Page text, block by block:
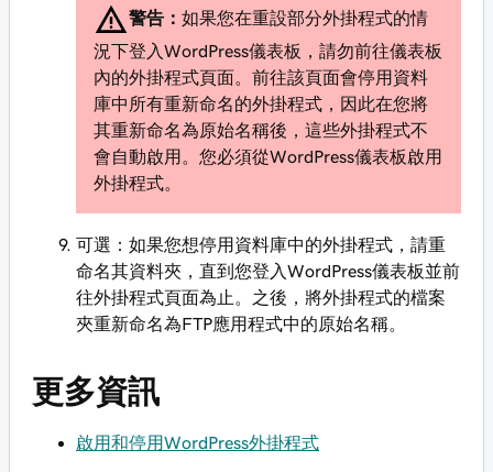
警告： 如果您在重設部分外掛程式的情
況下登入WordPress儀表板，請勿前往儀表板
內的外掛程式頁面。前往該頁面會停用資料
庫中所有重新命名的外掛程式，因此在您將
其重新命名為原始名稱後，這些外掛程式不
會自動啟用。您必須從WordPress儀表板啟用
外掛程式。
可選：如果您想停用資料庫中的外掛程式，請重
命名其資料夾，直到您登入WordPress儀表板並前
往外掛程式頁面為止。之後，將外掛程式的檔案
夾重新命名為FTP應用程式中的原始名稱。
更多資訊
啟用和停用WordPress外掛程式